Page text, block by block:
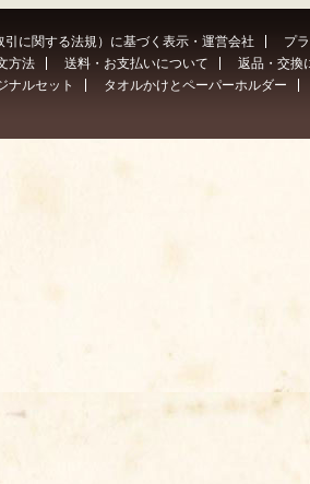
に関する法規）に基づく表示・運営会社
プ
方法 送料・お支払いについて
返品・交換
ナルセット タオルかけとペーパーホルダー